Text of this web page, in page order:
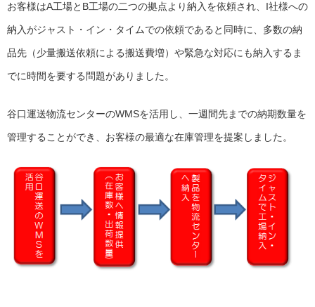
お客様はA工場とB工場の二つの拠点より納入を依頼され、I社様への
納入がジャスト・イン・タイムでの依頼であると同時に、多数の納
品先（少量搬送依頼による搬送費増）や緊急な対応にも納入するま
でに時間を要する問題がありました。
谷口運送物流センターのWMSを活用し、一週間先までの納期数量を
管理することができ、お客様の最適な在庫管理を提案しました。